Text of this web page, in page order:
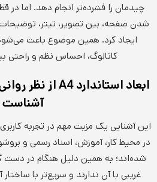
شدن صفحه، بین تصویر، تیتر،
ایجاد کرد. همین موضوع باعث
کاتالوگ، احساس نظم و راحتی
ابعاد استانداردA4از نظر
آشناست
این آشنایی یک مزیت مهم در تجربه
در محیط کار، آموزش، اسناد رسمی و
غریبی با آن ندارند و سریع‌تر با ساختار